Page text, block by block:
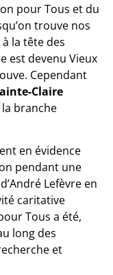
pour Tous et du
trouve nos
la tête des
est devenu Vieux
Cependant
Claire
branche
en évidence
pendant une
Lefèvre en
caritative
Tous a été,
long des
et